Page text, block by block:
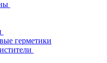
герметики